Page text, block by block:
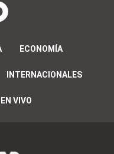
ECONOMÍA
INTERNACIONALES
EN VIVO